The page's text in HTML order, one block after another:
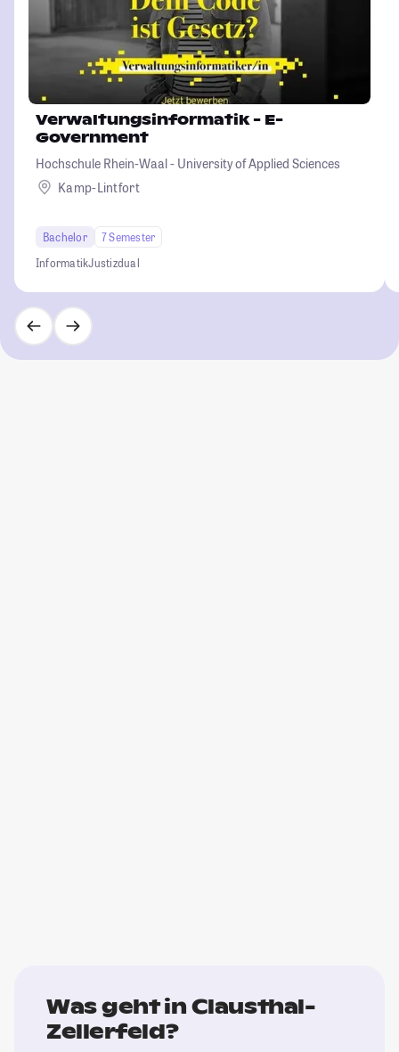
Verwaltungsinformatik - E-
Government
Hochschule Rhein-Waal - University of Applied Sciences
Kamp-Lintfort
Bachelor
7 Semester
InformatikJustizdual
Was geht in Clausthal-
Zellerfeld?